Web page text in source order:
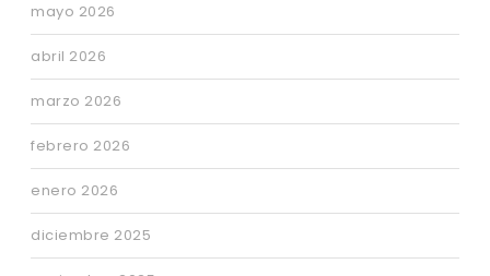
mayo 2026
abril 2026
marzo 2026
febrero 2026
enero 2026
diciembre 2025